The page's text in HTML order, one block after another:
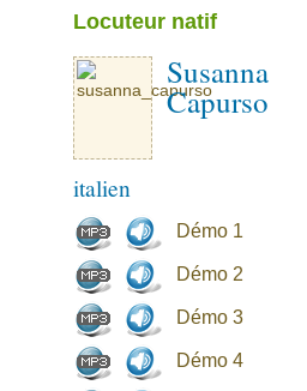
Locuteur natif
Susanna
Capurso
italien
Démo 1
Démo 2
Démo 3
Démo 4